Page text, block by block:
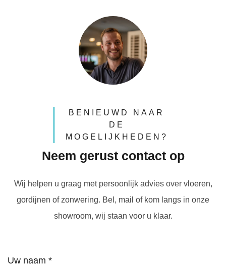
BENIEUWD NAAR
DE
MOGELIJKHEDEN?
Neem gerust contact op
Wij helpen u graag met persoonlijk advies over vloeren,
gordijnen of zonwering. Bel, mail of kom langs in onze
showroom, wij staan voor u klaar.
(Vereist)